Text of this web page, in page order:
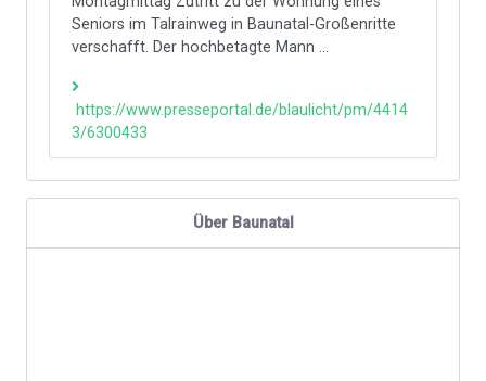
Seniors im Talrainweg in Baunatal-Großenritte
verschafft. Der hochbetagte Mann ...
https://www.presseportal.de/blaulicht/pm/4414
3/6300433
Über Baunatal